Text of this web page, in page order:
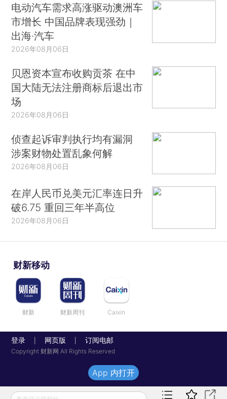
电动汽车需求高涨驱动澳洲车
市增长 中国品牌表现强劲｜
出海·汽车
2026年08月06日
贝恩资本宣布收购贡茶 在中
国大陆无法注册商标后退出市
场
2026年08月06日
侦查起诉审判执行均有漏洞
涉案财物处置乱象何解
2026年08月06日
在岸人民币兑美元汇率连日升
破6.75 重回三年半高位
2026年08月06日
财新移动
财新 财新周刊 Caixin
登录 网页版 订阅电邮
Copyright 财新网 All Rights Reserved
App 内打开